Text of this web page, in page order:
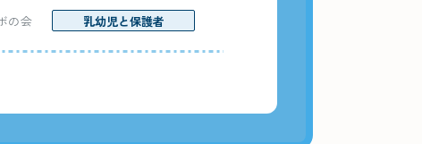
の会 乳幼児と保護者